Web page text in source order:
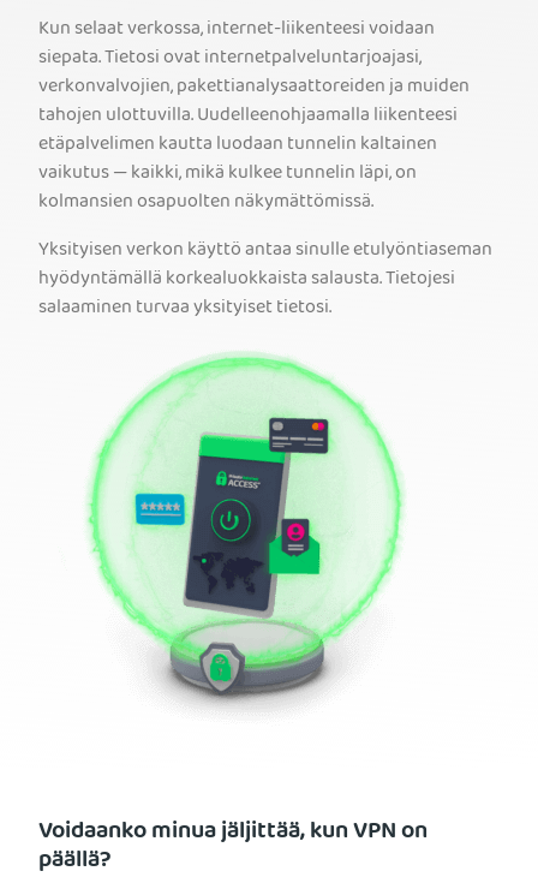
Kun selaat verkossa, internet-liikenteesi voidaan
siepata. Tietosi ovat internetpalveluntarjoajasi,
verkonvalvojien, pakettianalysaattoreiden ja muiden
tahojen ulottuvilla. Uudelleenohjaamalla liikenteesi
etäpalvelimen kautta luodaan tunnelin kaltainen
vaikutus — kaikki, mikä kulkee tunnelin läpi, on
kolmansien osapuolten näkymättömissä.
Yksityisen verkon käyttö antaa sinulle etulyöntiaseman
hyödyntämällä korkealuokkaista salausta. Tietojesi
salaaminen turvaa yksityiset tietosi.
Voidaanko minua jäljittää, kun VPN on
päällä?